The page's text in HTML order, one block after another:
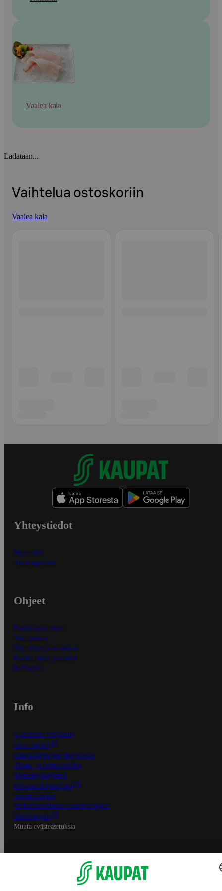
Vaalea kala
Ladataan...
Vaihtelua ostoskoriin
Vaalea kala
Yhteystiedot
Myymälät
Asiakaspalvelu
Ohjeet
Ensitilaajan ohjeet
Näin maksat
Näin tilaat ja muokkaat
Kaikki ohjeet ja vinkit
In English
Info
S-Business yrityksille
Oiva-raportit
Osuuskauppojen yhteystiedot
Tilaus- ja toimitusehdot
Tietosuojakäytäntö
Palvelun käyttöehdot
Saavutettavuus
Mobiilisovelluksen saavutettavuus
Mainostajalle
Muuta evästeasetuksia
S-ryhmän palvelut